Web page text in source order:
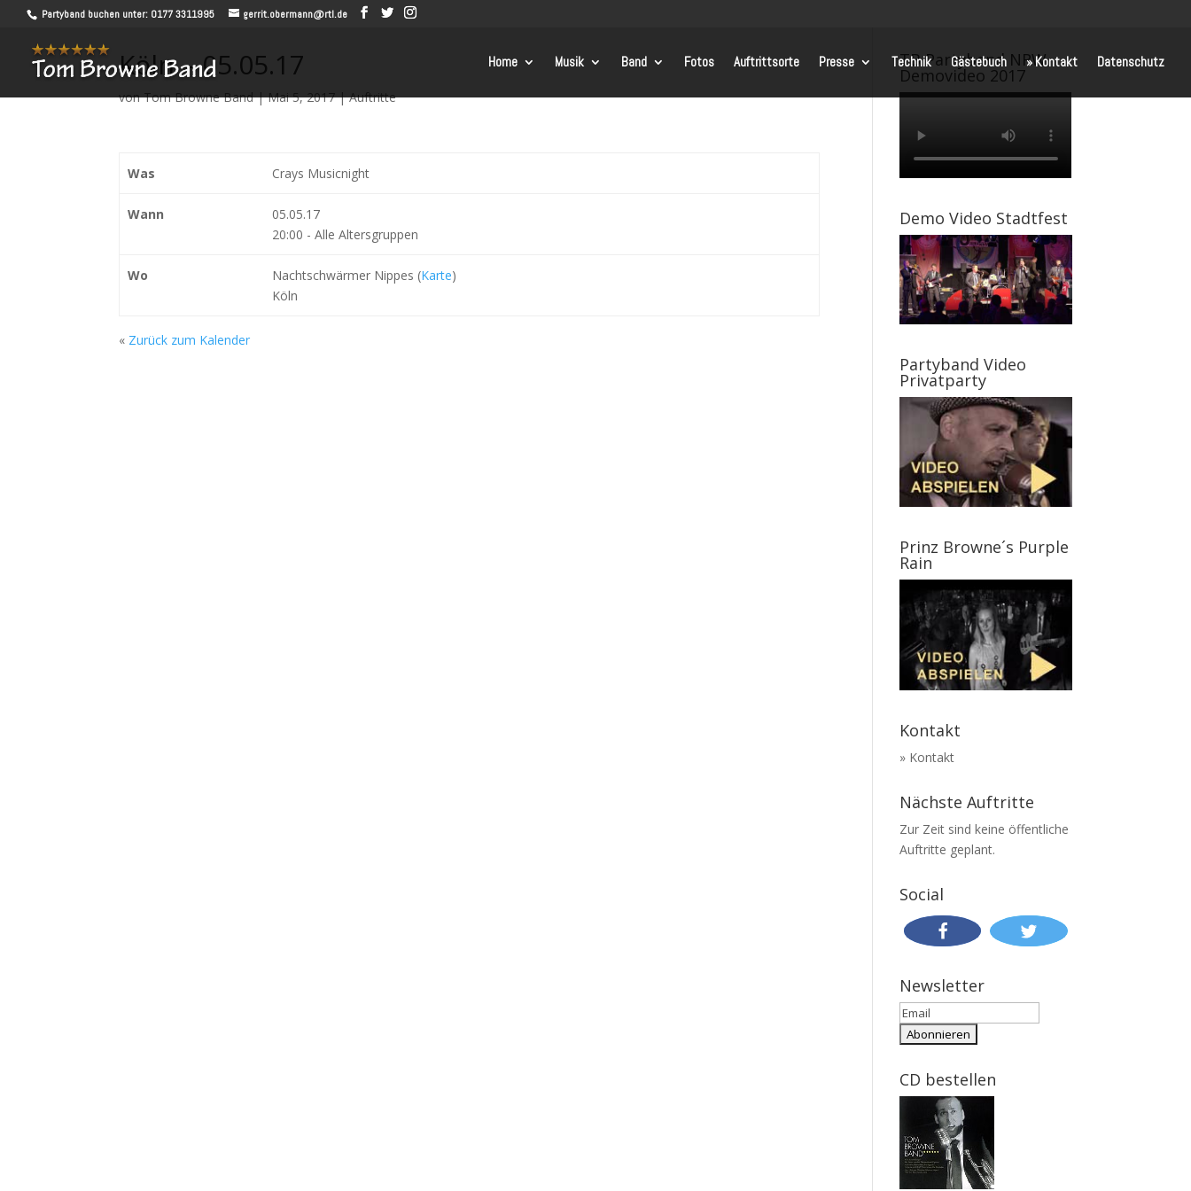
Partyband buchen unter: 0177 3311995 gerrit.obermann@rtl.de
Home Musik Band Fotos Auftrittsorte Presse Technik Gästebuch » Kontakt Datenschutz
Köln – 05.05.17
vonTom Browne Band|Mai 5, 2017|Auftritte
Was Crays Musicnight
Wann
05.05.17
20:00 - Alle Altersgruppen
Wo Nachtschwärmer Nippes (Karte)
Köln
« Zurück zum Kalender
TB Partyband NRW
Demovideo 2017
Demo Video Stadtfest
Partyband Video
Privatparty
Prinz Browne´s Purple
Rain
Kontakt
» Kontakt
Nächste Auftritte
Zur Zeit sind keine öffentliche
Auftritte geplant.
Social
Newsletter
CD bestellen